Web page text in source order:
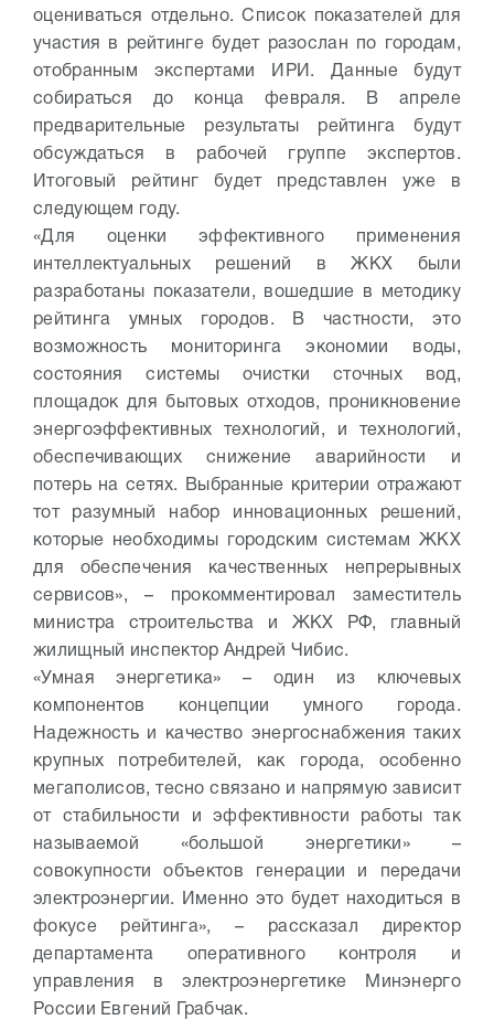
оцениваться отдельно. Список показателей для
участия в рейтинге будет разослан по городам,
отобранным экспертами ИРИ. Данные будут
собираться до конца февраля. В апреле
предварительные результаты рейтинга будут
обсуждаться в рабочей группе экспертов.
Итоговый рейтинг будет представлен уже в
следующем году.
«Для оценки эффективного применения
интеллектуальных решений в ЖКХ были
разработаны показатели, вошедшие в методику
рейтинга умных городов. В частности, это
возможность мониторинга экономии воды,
состояния системы очистки сточных вод,
площадок для бытовых отходов, проникновение
энергоэффективных технологий, и технологий,
обеспечивающих снижение аварийности и
потерь на сетях. Выбранные критерии отражают
тот разумный набор инновационных решений,
которые необходимы городским системам ЖКХ
для обеспечения качественных непрерывных
сервисов», – прокомментировал заместитель
министра строительства и ЖКХ РФ, главный
жилищный инспектор Андрей Чибис.
«Умная энергетика» – один из ключевых
компонентов концепции умного города.
Надежность и качество энергоснабжения таких
крупных потребителей, как города, особенно
мегаполисов, тесно связано и напрямую зависит
от стабильности и эффективности работы так
называемой «большой энергетики» –
совокупности объектов генерации и передачи
электроэнергии. Именно это будет находиться в
фокусе рейтинга», – рассказал директор
департамента оперативного контроля и
управления в электроэнергетике Минэнерго
России Евгений Грабчак.